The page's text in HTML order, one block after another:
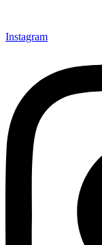
Instagram